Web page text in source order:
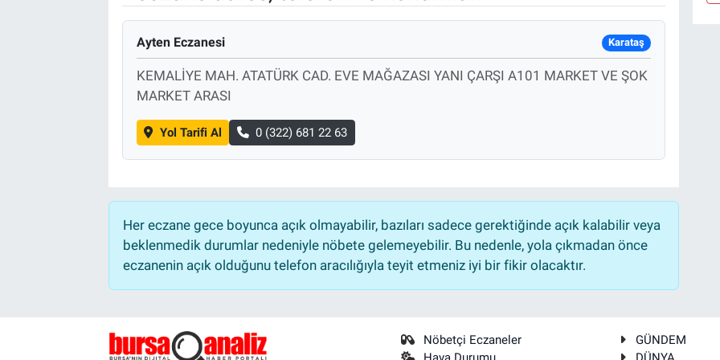
Ayten Eczanesi Karataş
KEMALİYE MAH. ATATÜRK CAD. EVE MAĞAZASI YANI ÇARŞI A101 MARKET VE ŞOK
MARKET ARASI
Yol Tarifi Al 0 (322) 681 22 63
Her eczane gece boyunca açık olmayabilir, bazıları sadece gerektiğinde açık kalabilir veya
beklenmedik durumlar nedeniyle nöbete gelemeyebilir. Bu nedenle, yola çıkmadan önce
eczanenin açık olduğunu telefon aracılığıyla teyit etmeniz iyi bir fikir olacaktır.
Nöbetçi Eczaneler
GÜNDEM